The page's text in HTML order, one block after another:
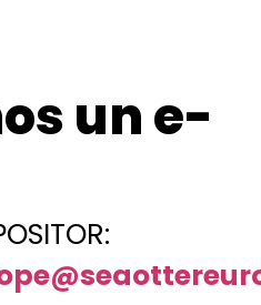
un e-